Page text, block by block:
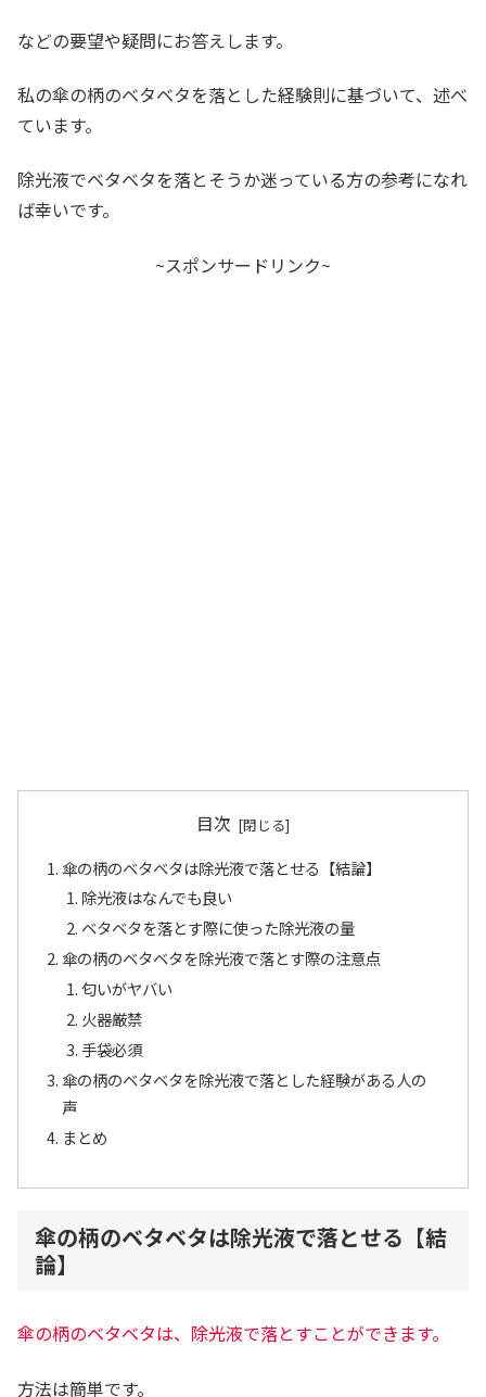
などの要望や疑問にお答えします。
私の傘の柄のベタベタを落とした経験則に基づいて、述べ
ています。
除光液でベタベタを落とそうか迷っている方の参考になれ
ば幸いです。
~スポンサードリンク~
目次
傘の柄のベタベタは除光液で落とせる【結論】
除光液はなんでも良い
ベタベタを落とす際に使った除光液の量
傘の柄のベタベタを除光液で落とす際の注意点
匂いがヤバい
火器厳禁
手袋必須
傘の柄のベタベタを除光液で落とした経験がある人の
声
まとめ
傘の柄のベタベタは除光液で落とせる【結
論】
傘の柄のベタベタは、除光液で落とすことができます。
方法は簡単です。